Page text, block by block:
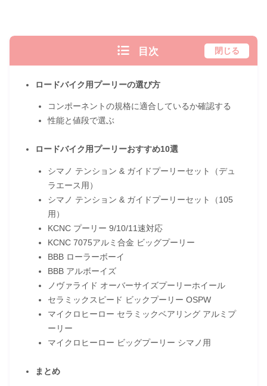
目次 閉じる
ロードバイク用プーリーの選び方
コンポーネントの規格に適合しているか確認する
性能と値段で選ぶ
ロードバイク用プーリーおすすめ10選
シマノ テンション & ガイドプーリーセット（デュ
ラエース用）
シマノ テンション & ガイドプーリーセット（105
用）
KCNC プーリー 9/10/11速対応
KCNC 7075アルミ合金 ビッグプーリー
BBB ローラーボーイ
BBB アルボーイズ
ノヴァライド オーバーサイズプーリーホイール
セラミックスピード ビックプーリー OSPW
マイクロヒーロー セラミックベアリング アルミプ
ーリー
マイクロヒーロー ビッグプーリー シマノ用
まとめ